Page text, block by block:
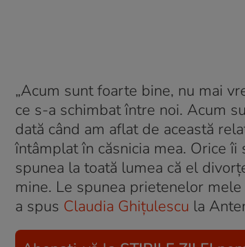
„Acum sunt foarte bine, nu mai
ce s-a schimbat între noi. Acum
dată când am aflat de această
întâmplat în căsnicia mea. Orice
spunea la toată lumea că el
mine. Le spunea prietenelor
a spus Claudia Ghiţulescu la